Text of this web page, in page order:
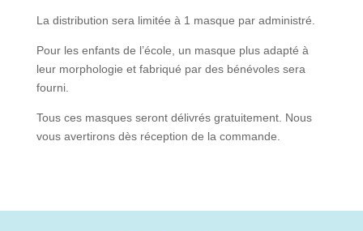
La distribution sera limitée à 1 masque par administré.
Pour les enfants de l’école, un masque plus adapté à
leur morphologie et fabriqué par des bénévoles sera
fourni.
Tous ces masques seront délivrés gratuitement. Nous
vous avertirons dès réception de la commande.